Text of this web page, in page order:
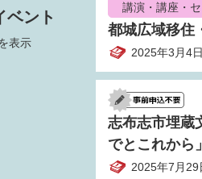
ベント
表示
講演・講座・
都城広域移住
2025年3月4
志布志市埋
でとこれから」
2025年7月29